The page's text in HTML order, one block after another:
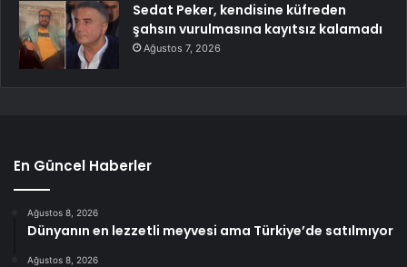
Sedat Peker, kendisine küfreden
şahsın vurulmasına kayıtsız kalamadı
Ağustos 7, 2026
En Güncel Haberler
Ağustos 8, 2026
Dünyanın en lezzetli meyvesi ama Türkiye’de satılmıyor
Ağustos 8, 2026